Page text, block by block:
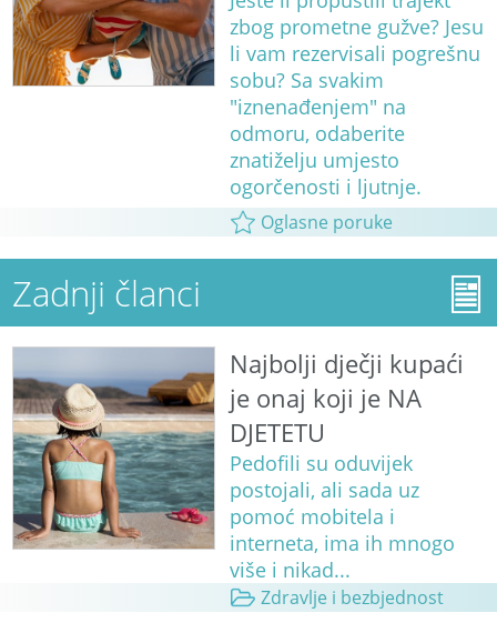
zbog prometne gužve? Jesu
li vam rezervisali pogrešnu
sobu? Sa svakim
"iznenađenjem" na
odmoru, odaberite
znatiželju umjesto
ogorčenosti i ljutnje.
Oglasne poruke
Zadnji članci
Najbolji dječji kupaći
je onaj koji je NA
DJETETU
Pedofili su oduvijek
postojali, ali sada uz
pomoć mobitela i
interneta, ima ih mnogo
više i nikad...
Zdravlje i bezbjednost